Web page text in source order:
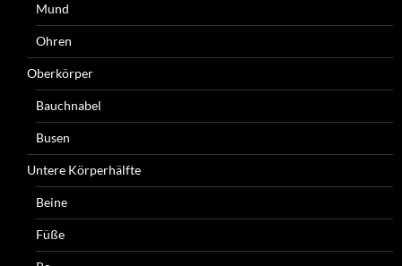
Mund
Ohren
Oberkörper
Bauchnabel
Busen
Untere Körperhälfte
Beine
Füße